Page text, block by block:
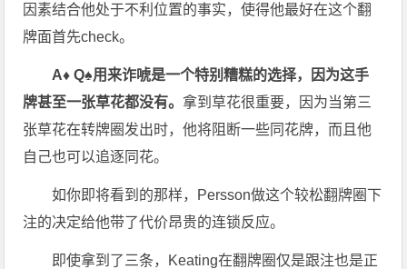
因素结合他处于不利位置的事实，使得他最好在这个翻
牌面首先check。
A♦ Q♠用来诈唬是一个特别糟糕的选择，因为这手
牌甚至一张草花都没有。拿到草花很重要，因为当第三
张草花在转牌圈发出时，他将阻断一些同花牌，而且他
自己也可以追逐同花。
如你即将看到的那样，Persson做这个较松翻牌圈下
注的决定给他带了代价昂贵的连锁反应。
即使拿到了三条，Keating在翻牌圈仅是跟注也是正